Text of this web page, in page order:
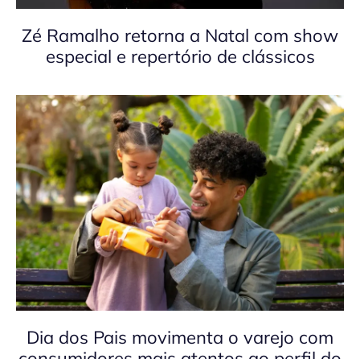
Zé Ramalho retorna a Natal com show
especial e repertório de clássicos
Dia dos Pais movimenta o varejo com